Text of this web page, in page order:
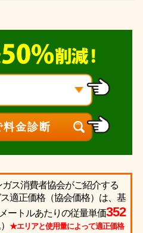
ス消費者協会がご紹介する
適正価格（協会価格）は、基
ートルあたりの従量単価352
★エリアと使用量によって適正価格